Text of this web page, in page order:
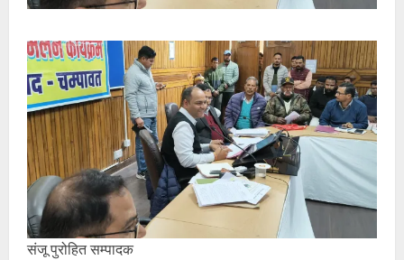
संजू पुरोहित सम्पादक